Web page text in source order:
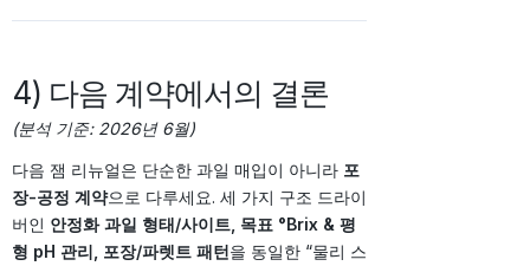
4) 다음 계약에서의 결론
(분석 기준: 2026년 6월)
다음 잼 리뉴얼은 단순한 과일 매입이 아니라 포
장-공정 계약으로 다루세요. 세 가지 구조 드라이
버인 안정화 과일 형태/사이트, 목표 °Brix & 평
형 pH 관리, 포장/파렛트 패턴을 동일한 “물리 스